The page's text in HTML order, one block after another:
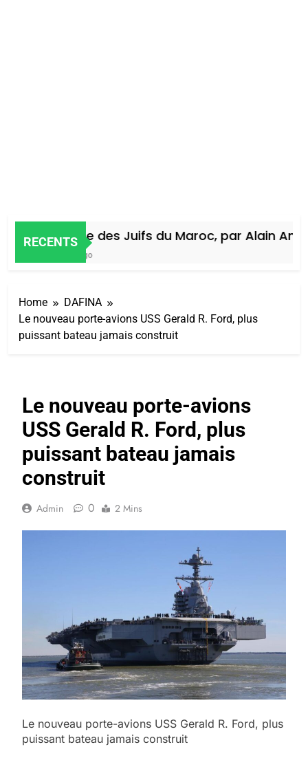
RECENTS
Histoire des Juifs du Maroc, par Alain Amiel
Home
DAFINA
Le nouveau porte-avions USS Gerald R. Ford, plus
puissant bateau jamais construit
Le nouveau porte-avions
USS Gerald R. Ford, plus
puissant bateau jamais
construit
Admin 0 2 Mins
Le nouveau porte-avions USS Gerald R. Ford, plus
puissant bateau jamais construit